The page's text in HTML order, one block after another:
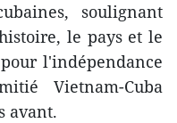
soulignant
le pays et le
l'indépendance
Vietnam-Cuba
avant.